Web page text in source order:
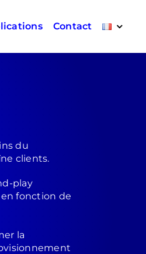
Contact
du
clients.
play
fonction de
la